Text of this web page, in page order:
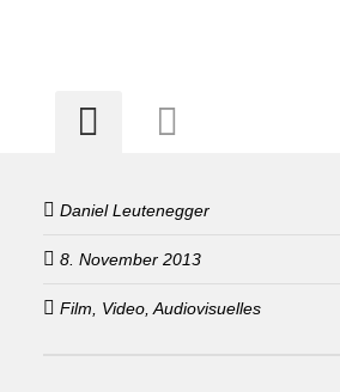
Daniel Leutenegger
8. November 2013
Film, Video, Audiovisuelles